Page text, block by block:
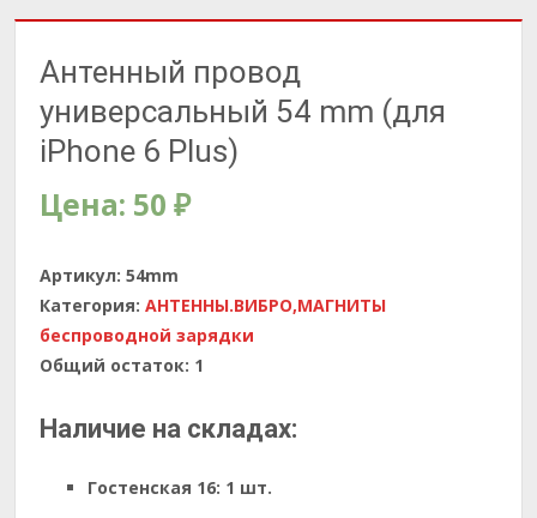
Антенный провод
универсальный 54 mm (для
iPhone 6 Plus)
Цена: 50 ₽
Артикул: 54mm
Категория: АНТЕННЫ.ВИБРО,МАГНИТЫ
беспроводной зарядки
Общий остаток: 1
Наличие на складах:
Гостенская 16: 1 шт.